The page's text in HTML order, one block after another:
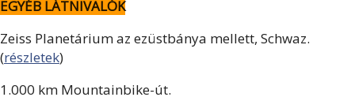
EGYÉB LÁTNIVALÓK
Zeiss Planetárium az ezüstbánya mellett, Schwaz.
(részletek)
1.000 km Mountainbike-út.